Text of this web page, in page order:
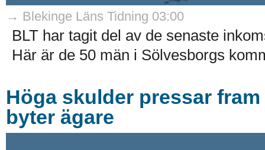
→ Blekinge Läns Tidning 03:00
BLT har tagit del av de senaste
Här är de 50 män i Sölvesborgs
Höga skulder pressar
byter ägare